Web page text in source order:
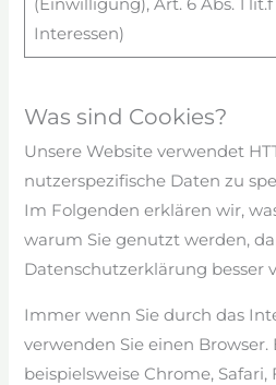
(Einwilligung), Art. 6 Abs. 1
Interessen)
Was sind Cookies?
Unsere Website verwendet
nutzerspezifische Daten zu
Im Folgenden erklären wir,
warum Sie genutzt werden,
Datenschutzerklärung besser
Immer wenn Sie durch das
verwenden Sie einen
beispielsweise Chrome,